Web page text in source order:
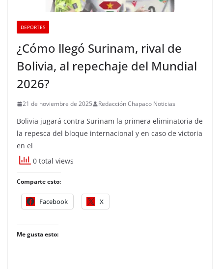
DEPORTES
¿Cómo llegó Surinam, rival de
Bolivia, al repechaje del Mundial
2026?
21 de noviembre de 2025 Redacción Chapaco Noticias
Bolivia jugará contra Surinam la primera eliminatoria de
la repesca del bloque internacional y en caso de victoria
en el
0 total views
Comparte esto:
Facebook X
Me gusta esto: